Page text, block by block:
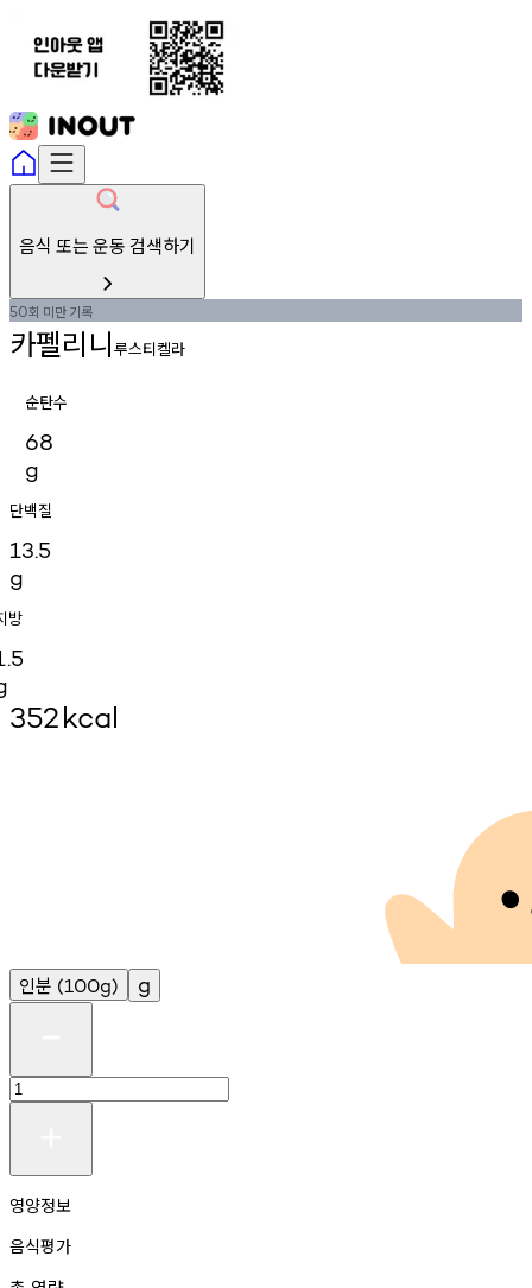
음식 또는 운동 검색하기
50회 미만기록
카펠리니루스티켈라
순탄수
68
g
단백질
13.5
g
방
352kcal
인분 (100g) g
영양정보
음식평가